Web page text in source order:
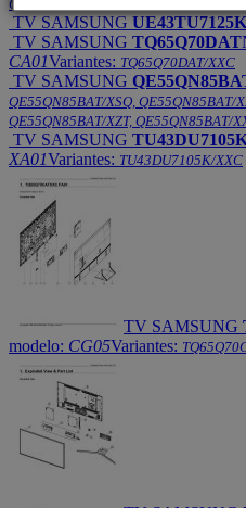
QE65QN93AAT/XXN
TV SAMSUNGUE43TU7125K
TV SAMSUNG TQ65Q70DAT
CA01Variantes: TQ65Q70DAT/XXC
TV SAMSUNG
QE55QN85BAT/XSQ, QE55QN85BAT/
QE55QN85BAT/XZT, QE55QN85BAT/
TV SAMSUNG
XA01Variantes: TU43DU7105K/XXC
TV SAMSUNG
modelo: CG05Variantes: